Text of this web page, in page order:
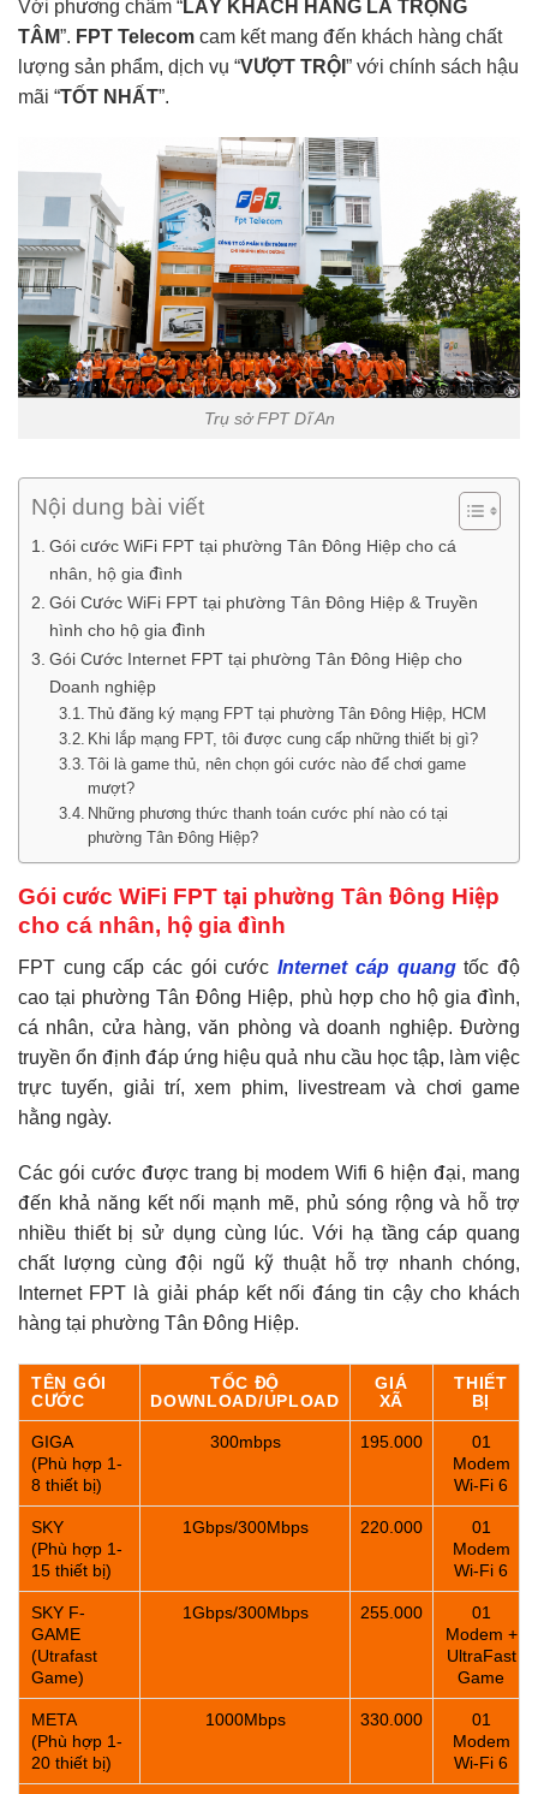
Với phương châm “LẤY KHÁCH HÀNG LÀ TRỌNG
TÂM”. FPT Telecom cam kết mang đến khách hàng chất
lượng sản phẩm, dịch vụ “VƯỢT TRỘI ” với chính sách hậu
mãi “TỐT NHẤT”.
Trụ sở FPT Dĩ An
Nội dung bài viết
Gói cước WiFi FPT tại phường Tân Đông Hiệp cho cá
nhân, hộ gia đình
Gói Cước WiFi FPT tại phường Tân Đông Hiệp & Truyền
hình cho hộ gia đình
Gói Cước Internet FPT tại phường Tân Đông Hiệp cho
Doanh nghiệp
Thủ đăng ký mạng FPT tại phường Tân Đông Hiệp, HCM
Khi lắp mạng FPT, tôi được cung cấp những thiết bị gì?
Tôi là game thủ, nên chọn gói cước nào để chơi game
mượt?
Những phương thức thanh toán cước phí nào có tại
phường Tân Đông Hiệp?
Gói cước WiFi FPT tại phường Tân Đông Hiệp
cho cá nhân, hộ gia đình
FPT cung cấp các gói cướcInternet cáp quangtốc độ
cao tại phường Tân Đông Hiệp, phù hợp cho hộ gia đình,
cá nhân, cửa hàng, văn phòng và doanh nghiệp. Đường
truyền ổn định đáp ứng hiệu quả nhu cầu học tập, làm việc
trực tuyến, giải trí, xem phim, livestream và chơi game
hằng ngày.
Các gói cước được trang bị modem Wifi 6 hiện đại, mang
đến khả năng kết nối mạnh mẽ, phủ sóng rộng và hỗ trợ
nhiều thiết bị sử dụng cùng lúc. Với hạ tầng cáp quang
chất lượng cùng đội ngũ kỹ thuật hỗ trợ nhanh chóng,
Internet FPT là giải pháp kết nối đáng tin cậy cho khách
hàng tại phường Tân Đông Hiệp.
TÊN GÓI
CƯỚC
TỐC ĐỘ
DOWNLOAD/UPLOAD
GIÁ
XÃ
THIẾT
BỊ
GIGA
(Phù hợp 1-
8 thiết bị)
300mbps 195.000
01
Modem
Wi-Fi 6
SKY
(Phù hợp 1-
15 thiết bị)
1Gbps/300Mbps 220.000
01
Modem
Wi-Fi 6
SKY F-
GAME
(Utrafast
Game)
1Gbps/300Mbps 255.000
01
Modem +
UltraFast
Game
META
(Phù hợp 1-
20 thiết bị)
1000Mbps 330.000
01
Modem
Wi-Fi 6